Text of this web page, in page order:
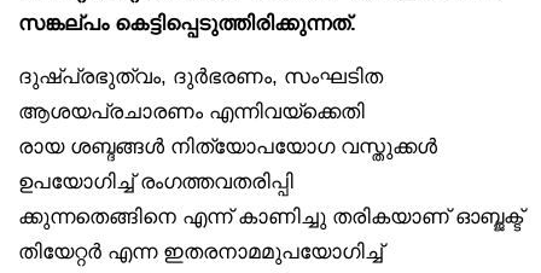
സങ്കല്പം കെട്ടിപ്പെടുത്തിരിക്കുന്നത്.
ദുഷ്പ്രഭുത്വം, ദുർഭരണം, സംഘടിത
ആശയപ്രചാരണം എന്നിവയ്‌ക്കെതി
രായ ശബ്ദങ്ങൾ നിത്യോപയോഗ വസ്തുക്കൾ
ഉപയോഗിച്ച് രംഗത്തവതരിപ്പി
ക്കുന്നതെങ്ങിനെ എന്ന് കാണിച്ചു തരികയാണ് ഓബ്ജക്ട്
തിയേറ്റർ എന്ന ഇതരനാമമുപയോഗിച്ച്